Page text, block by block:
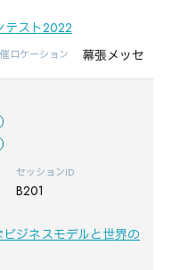
テスト2022
ロケーション 幕張メッセ
セッションID
B201
ジネスモデルと世界の